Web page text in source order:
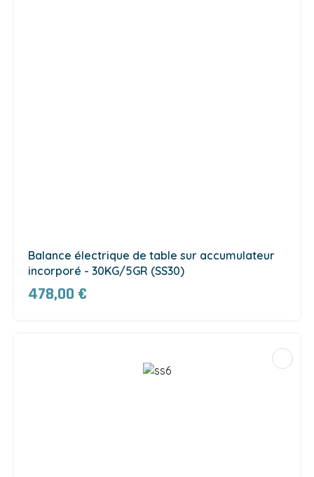
Balance électrique de table sur accumulateur
incorporé - 30KG/5GR (SS30)
478,00 €